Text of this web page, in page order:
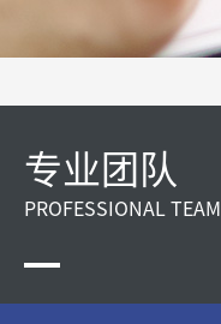
专业团队
PROFESSIONAL TEAM